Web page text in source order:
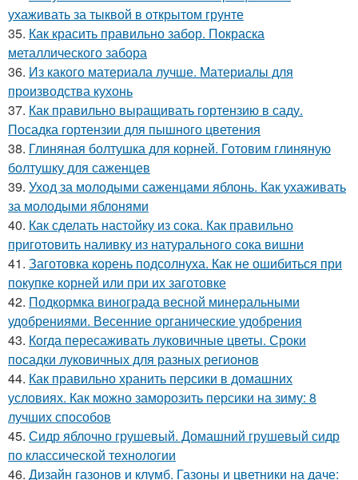
ухаживать за тыквой в открытом грунте
35. Как красить правильно забор. Покраска
металлического забора
36. Из какого материала лучше. Материалы для
производства кухонь
37. Как правильно выращивать гортензию в саду.
Посадка гортензии для пышного цветения
38. Глиняная болтушка для корней. Готовим глиняную
болтушку для саженцев
39. Уход за молодыми саженцами яблонь. Как ухаживать
за молодыми яблонями
40. Как сделать настойку из сока. Как правильно
приготовить наливку из натурального сока вишни
41. Заготовка корень подсолнуха. Как не ошибиться при
покупке корней или при их заготовке
42. Подкормка винограда весной минеральными
удобрениями. Весенние органические удобрения
43. Когда пересаживать луковичные цветы. Сроки
посадки луковичных для разных регионов
44. Как правильно хранить персики в домашних
условиях. Как можно заморозить персики на зиму: 8
лучших способов
45. Сидр яблочно грушевый. Домашний грушевый сидр
по классической технологии
46. Дизайн газонов и клумб. Газоны и цветники на даче: